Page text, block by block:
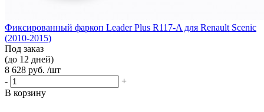
Фиксированный фаркоп Leader Plus R117-A для Renault Scenic
(2010-2015)
Под заказ
(до 12 дней)
8 628 руб. /шт
-
+
В корзину